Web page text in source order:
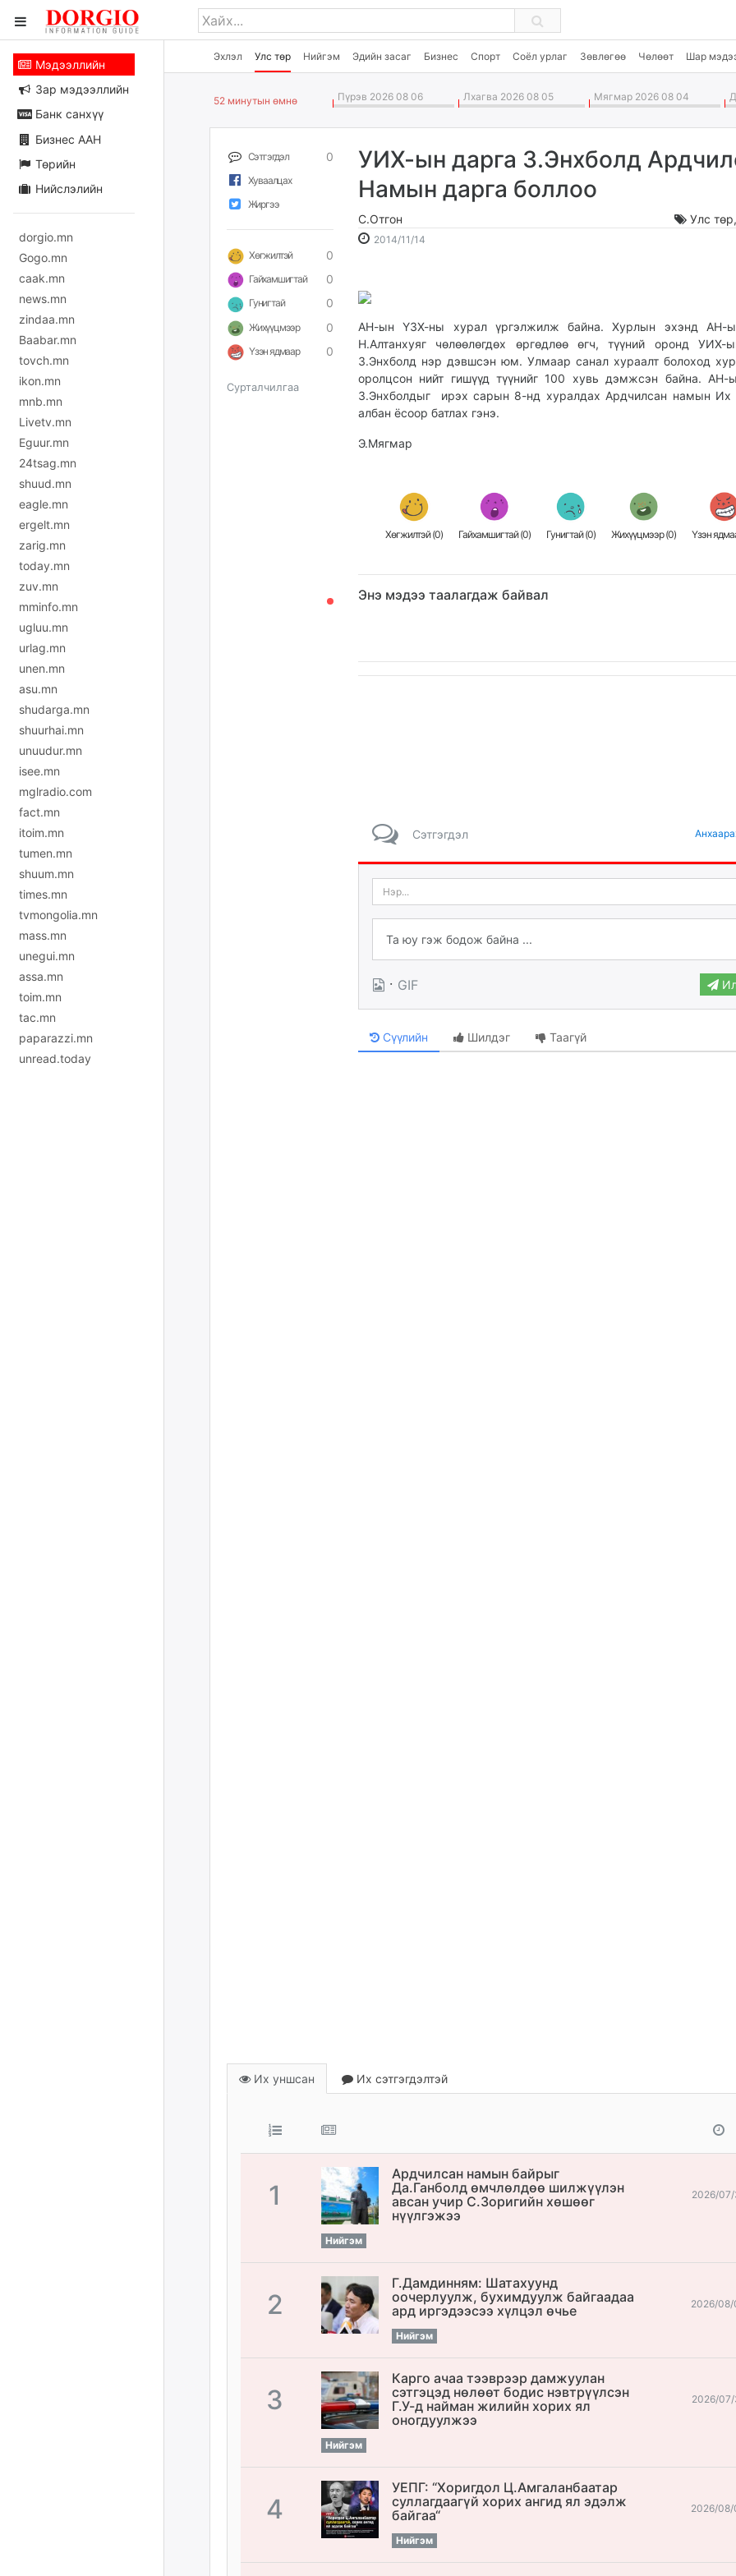
Эхлэл Улс төр Нийгэм Эдийн засаг Бизнес Спорт Соёл урлаг Зөвлөгөө Чөлөөт Шар
Мэдээллийн
Зар мэдээллийн
Банк санхүү
Бизнес ААН
Төрийн
Нийслэлийн
dorgio.mn
Gogo.mn
caak.mn
news.mn
zindaa.mn
Baabar.mn
tovch.mn
ikon.mn
mnb.mn
Livetv.mn
Eguur.mn
24tsag.mn
shuud.mn
eagle.mn
ergelt.mn
zarig.mn
today.mn
zuv.mn
mminfo.mn
ugluu.mn
urlag.mn
unen.mn
asu.mn
shudarga.mn
shuurhai.mn
unuudur.mn
isee.mn
mglradio.com
fact.mn
itoim.mn
tumen.mn
shuum.mn
times.mn
tvmongolia.mn
mass.mn
unegui.mn
assa.mn
toim.mn
tac.mn
paparazzi.mn
unread.today
52 минутын өмнө Пүрэв 2026 08 06 Лхагва 2026 08 05 Мягмар 2026 08 04
Сэтгэгдэл 0
Хуваалцах
Жиргээ
Хөгжилтэй 0
Гайхамшигтай 0
Гунигтай 0
Жихүүцмээр 0
Үзэн ядмаар 0
Сурталчилгаа
УИХ-ын дарга З.Энхболд
Намын дарга боллоо
С.Отгон Улс төр,
2014/11/14
АН-ын ҮЗХ-ны хурал үргэлжилж байна. Хурлын эхэнд АН-
Н.Алтанхуяг чөлөөлөгдөх өргөдлөө өгч, түүний оронд УИХ-
З.Энхболд нэр дэвшсэн юм. Улмаар санал хураалт болоход
оролцсон нийт гишүүд түүнийг 100 хувь дэмжсэн байна. АН-
З.Энхболдыг ирэх сарын 8-нд хуралдах Ардчилсан намын Их
албан ёсоор батлах гэнэ.
Э.Мягмар
Хөгжилтэй (0) Гайхамшигтай (0) Гунигтай (0) Жихүүцмээр (0) Үзэн
Энэ мэдээ таалагдаж байвал
Сэтгэгдэл
· GIF
Сүүлийн Шилдэг Таагүй
Их уншсан Их сэтгэгдэлтэй
1
Ардчилсан намын байрыг
Да.Ганболд өмчлөлдөө шилжүүлэн
авсан учир С.Зоригийн хөшөөг
нүүлгэжээ
Нийгэм
2026/07/
2
Г.Дамдинням: Шатахуунд
оочерлуулж, бухимдуулж байгаадаа
ард иргэдээсээ хүлцэл өчье
Нийгэм
2026/08/
3
Карго ачаа тээврээр дамжуулан
сэтгэцэд нөлөөт бодис нэвтрүүлсэн
Г.У-д найман жилийн хорих ял
оногдуулжээ
Нийгэм
2026/07/
4
УЕПГ: “Хоригдол Ц.Амгаланбаатар
cуллагдаагүй хорих ангид ял эдэлж
байгаа“
Нийгэм
2026/08/